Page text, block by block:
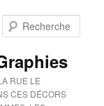
RUE LE
CES DÉCORS